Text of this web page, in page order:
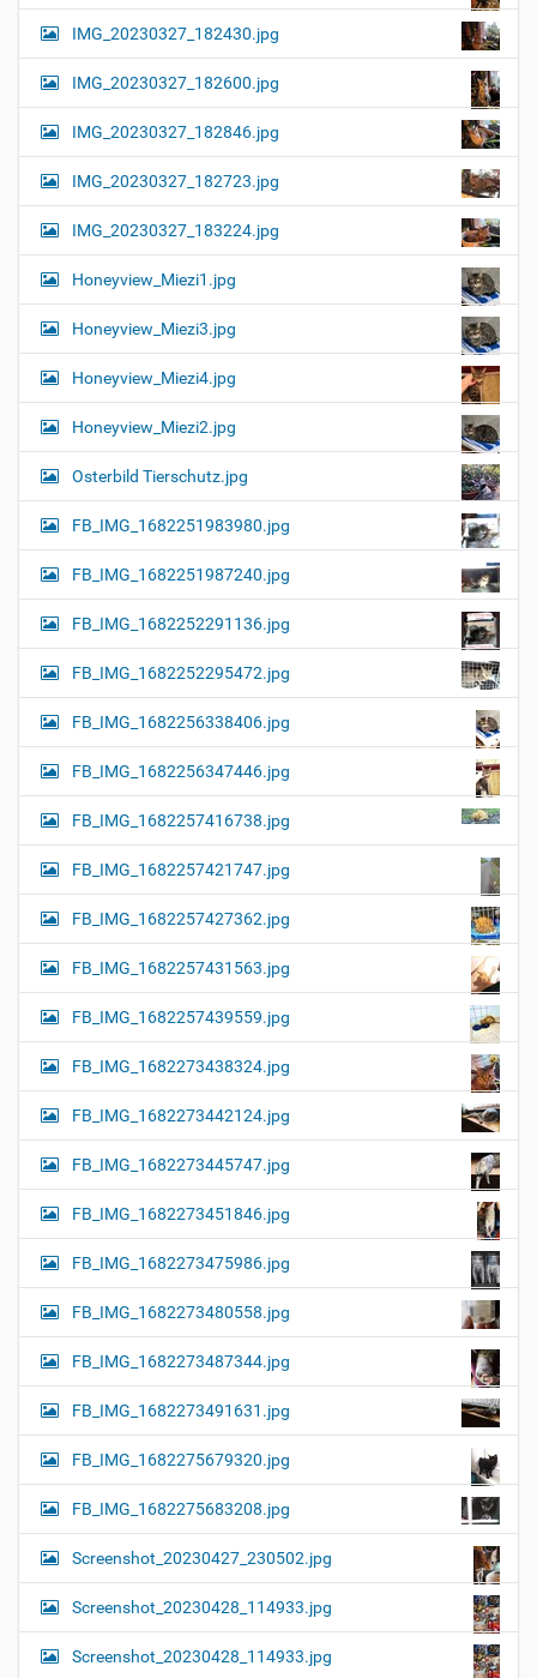
IMG_20230327_182430.jpg
IMG_20230327_182600.jpg
IMG_20230327_182846.jpg
IMG_20230327_182723.jpg
IMG_20230327_183224.jpg
Honeyview_Miezi1.jpg
Honeyview_Miezi3.jpg
Honeyview_Miezi4.jpg
Honeyview_Miezi2.jpg
Osterbild Tierschutz.jpg
FB_IMG_1682251983980.jpg
FB_IMG_1682251987240.jpg
FB_IMG_1682252291136.jpg
FB_IMG_1682252295472.jpg
FB_IMG_1682256338406.jpg
FB_IMG_1682256347446.jpg
FB_IMG_1682257416738.jpg
FB_IMG_1682257421747.jpg
FB_IMG_1682257427362.jpg
FB_IMG_1682257431563.jpg
FB_IMG_1682257439559.jpg
FB_IMG_1682273438324.jpg
FB_IMG_1682273442124.jpg
FB_IMG_1682273445747.jpg
FB_IMG_1682273451846.jpg
FB_IMG_1682273475986.jpg
FB_IMG_1682273480558.jpg
FB_IMG_1682273487344.jpg
FB_IMG_1682273491631.jpg
FB_IMG_1682275679320.jpg
FB_IMG_1682275683208.jpg
Screenshot_20230427_230502.jpg
Screenshot_20230428_114933.jpg
Screenshot_20230428_114933.jpg